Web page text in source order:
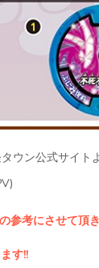
ウン公式サイト
参考にさせて頂
す!!